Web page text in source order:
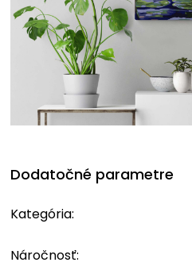
Dodatočné parametre
Kategória:
Náročnosť: